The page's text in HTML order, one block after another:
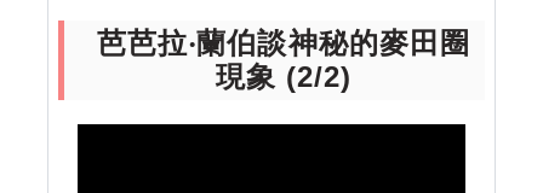
芭芭拉‧蘭伯談神秘的麥田圈
現象 (2/2)